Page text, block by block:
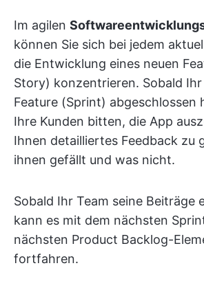
Im agilen
können Sie sich bei jedem
die Entwicklung eines neuen
Story) konzentrieren. Sobald Ihr
Feature (Sprint) abgeschlossen
Ihre Kunden bitten, die App
Ihnen detailliertes Feedback zu
ihnen gefällt und was nicht.
Sobald Ihr Team seine Beiträge
kann es mit dem nächsten
nächsten Product Backlog-
fortfahren.